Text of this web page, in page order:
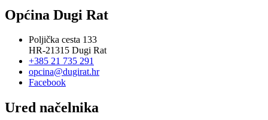
Općina Dugi Rat
Poljička cesta 133
HR-21315 Dugi Rat
+385 21 735 291
opcina@dugirat.hr
Facebook
Ured načelnika